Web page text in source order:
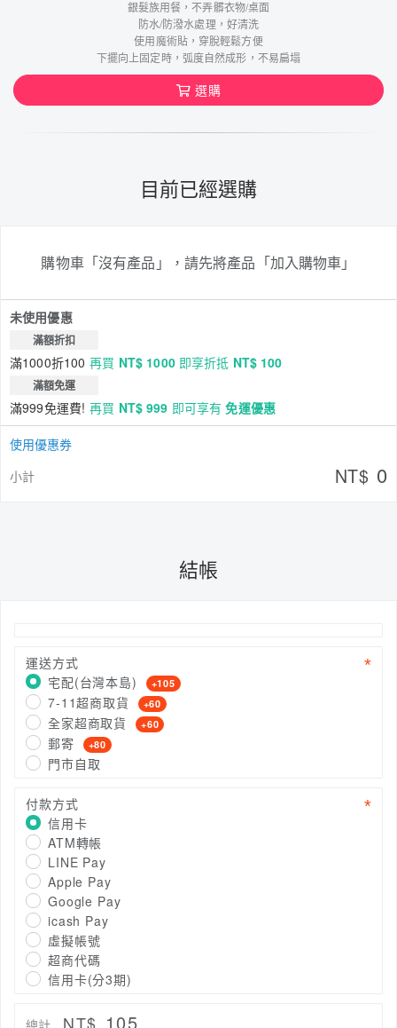
銀髮族用餐，不弄髒衣物/桌面
防水/防潑水處理，好清洗
使用魔術貼，穿脫輕鬆方便
下擺向上固定時，弧度自然成形，不易扁塌
選購
目前已經選購
購物車「沒有產品」，請先將產品「加入購物車」
未使用優惠
滿額折扣
滿1000折100 再買 NT$ 1000即享折抵 NT$ 100
滿額免運
滿999免運費! 再買 NT$ 999 即可享有免運優惠
使用優惠券
小計
NT$ 0
結帳
運送方式
宅配(台灣本島)
+105
7-11超商取貨 +60
全家超商取貨 +60
郵寄 +80
門市自取
付款方式
信用卡
ATM轉帳
LINE Pay
Apple Pay
Google Pay
icash Pay
虛擬帳號
超商代碼
信用卡(分3期)
總計 NT$ 105